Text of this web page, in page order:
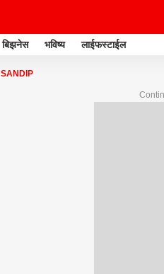
बिझनेस भविष्य लाईफस्टाईल
SANDIP